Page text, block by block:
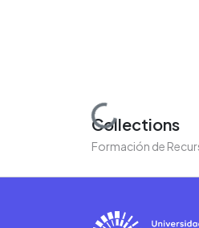
Loading...
Collections
Formación de